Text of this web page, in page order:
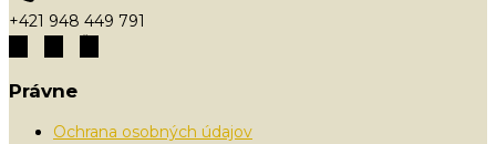
+421 948 449 791
Právne
Ochrana osobných údajov